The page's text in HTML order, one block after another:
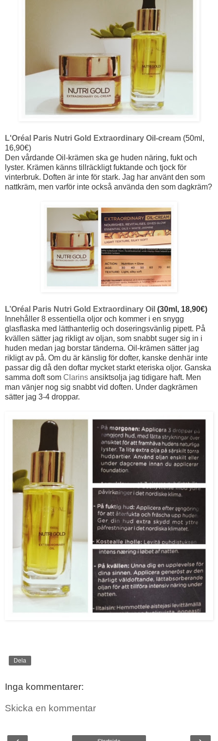
L'Oréal Paris Nutri Gold Extraordinary Oil-cream (50ml,
16,90€)
Den vårdande Oil-krämen ska ge huden näring, fukt och
lyster. Krämen känns tillräckligt fuktande och tjock för
vinterbruk. Doften är inte för stark. Jag har använt den som
nattkräm, men varför inte också använda den som dagkräm?
L’Oréal Paris Nutri Gold Extraordinary Oil (30ml, 18,90€)
Innehåller 8 essentiella oljor och kommer i en snygg
glasflaska med lätthanterlig och doseringsvänlig pipett. På
kvällen sätter jag rikligt av oljan, som snabbt suger sig in i
huden medan jag borstar tänderna. Oil-krämen sätter jag
rikligt av på. Om du är känslig för dofter, kanske denhär inte
passar dig då den doftar mycket starkt eteriska oljor. Ganska
samma doft som Clarins ansiktsolja jag tidigare haft. Men
man vänjer nog sig snabbt vid doften. Under dagkrämen
sätter jag 3-4 droppar.
Dela
Inga kommentarer:
Skicka en kommentar